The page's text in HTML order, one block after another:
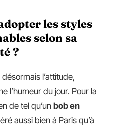
les styles
selon sa
?
l’attitude,
l’humeur du jour. Pour la
de tel qu’un bob en
aussi bien à Paris qu’à